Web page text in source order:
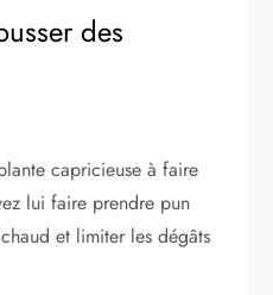
des
capricieuse à faire
lui faire prendre pun
et limiter les dégâts